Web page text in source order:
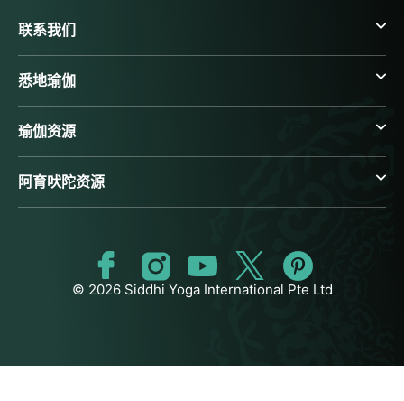
联系我们
悉地瑜伽
瑜伽资源
阿育吠陀资源
© 2026 Siddhi Yoga International Pte Ltd